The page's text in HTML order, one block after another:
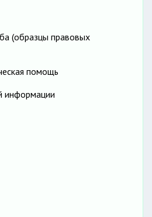
(образцы правовых
помощь
информации